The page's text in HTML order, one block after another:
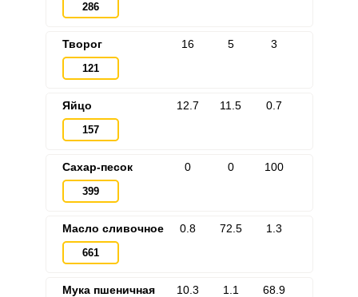
286
Творог
121
16 5 3
Яйцо
157
12.7 11.5 0.7
Сахар-песок
399
0 0 100
Масло сливочное
661
0.8 72.5 1.3
Мука пшеничная 10.3 1.1 68.9